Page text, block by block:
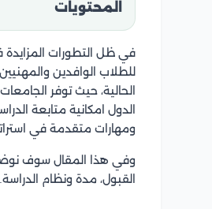
المحتويات
في ظل التطورات
للطلاب الوافدين
الحالية، حيث توفر
الدول امكانية متابعة
ومهارات متقدمة في
وفي هذا المقال سوف
القبول، مدة ونظام الدراسة.